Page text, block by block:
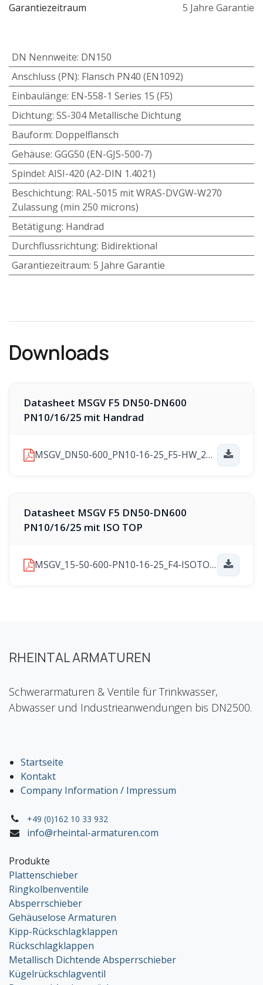
Garantiezeitraum 5 Jahre Garantie
DN Nennweite: DN150
Anschluss (PN): Flansch PN40 (EN1092)
Einbaulänge: EN-558-1 Series 15 (F5)
Dichtung: SS-304 Metallische Dichtung
Bauform: Doppelflansch
Gehäuse: GGG50 (EN-GJS-500-7)
Spindel: AISI-420 (A2-DIN 1.4021)
Beschichtung: RAL-5015 mit WRAS-DVGW-W270
Zulassung (min 250 microns)
Betätigung: Handrad
Durchflussrichtung: Bidirektional
Garantiezeitraum: 5 Jahre Garantie
Downloads
Datasheet MSGV F5 DN50-DN600
PN10/16/25 mit Handrad
MSGV_DN50-600_PN10-16-25_F5-HW_2025-11-10.pdf
Datasheet MSGV F5 DN50-DN600
PN10/16/25 mit ISO TOP
MSGV_15-50-600-PN10-16-25_F4-ISOTOP_2025-11-21.pdf
RHEINTAL ARMATUREN
Schwerarmaturen & Ventile für Trinkwasser,
Abwasser und Industrieanwendungen bis DN2500.
Startseite
Kontakt
Company Information / Impressum
+49 (0)162 10 33 932
info@rheintal-armaturen.com
Produkte
Plattenschieber
Ringkolbenventile
Absperrschieber
Gehäuselose Armaturen
Kipp-Rückschlagklappen
Rückschlagklappen
Metallisch Dichtende Absperrschieber
Kügelrückschlagventil